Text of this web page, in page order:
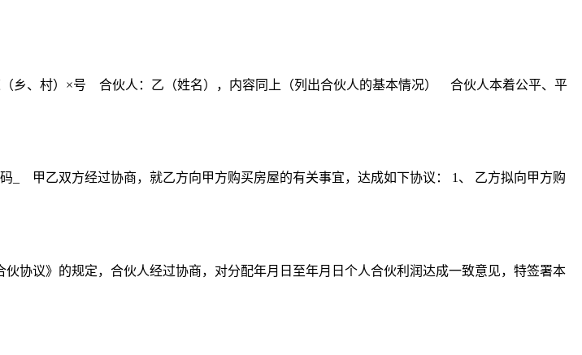
乡、村）×号 合伙人：乙（姓名），内容同上（列出合伙人的基本情况） 合伙人本着公平、平
甲乙双方经过协商，就乙方向甲方购买房屋的有关事宜，达成如下协议： 1、 乙方拟向甲方购
》的规定，合伙人经过协商，对分配年月日至年月日个人合伙利润达成一致意见，特签署本